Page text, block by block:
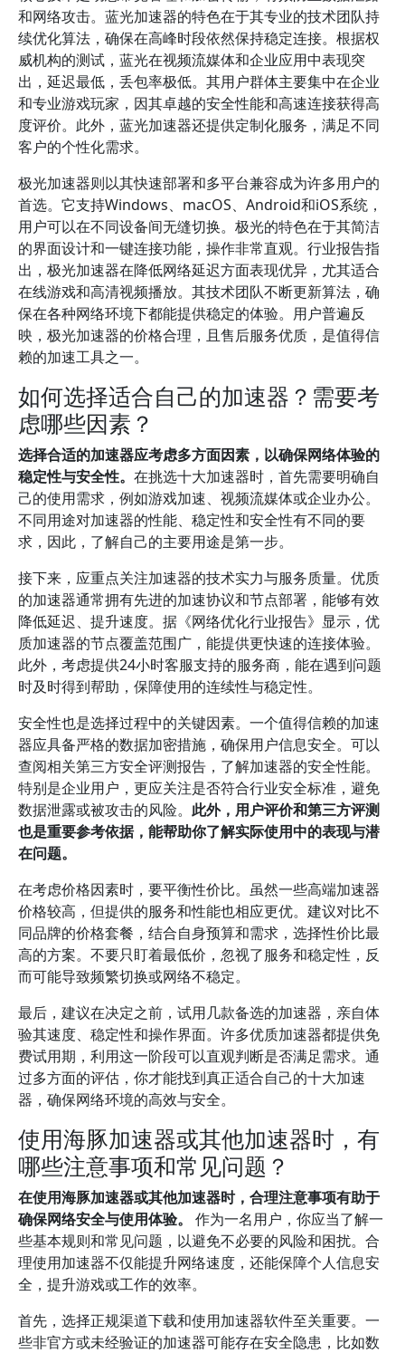
和网络攻击。蓝光加速器的特色在于其专业的技术团队持
续优化算法，确保在高峰时段依然保持稳定连接。根据权
威机构的测试，蓝光在视频流媒体和企业应用中表现突
出，延迟最低，丢包率极低。其用户群体主要集中在企业
和专业游戏玩家，因其卓越的安全性能和高速连接获得高
度评价。此外，蓝光加速器还提供定制化服务，满足不同
客户的个性化需求。
极光加速器则以其快速部署和多平台兼容成为许多用户的
首选。它支持Windows、macOS、Android和iOS系统，
用户可以在不同设备间无缝切换。极光的特色在于其简洁
的界面设计和一键连接功能，操作非常直观。行业报告指
出，极光加速器在降低网络延迟方面表现优异，尤其适合
在线游戏和高清视频播放。其技术团队不断更新算法，确
保在各种网络环境下都能提供稳定的体验。用户普遍反
映，极光加速器的价格合理，且售后服务优质，是值得信
赖的加速工具之一。
如何选择适合自己的加速器？需要考
虑哪些因素？
选择合适的加速器应考虑多方面因素，以确保网络体验的
稳定性与安全性。 在挑选十大加速器时，首先需要明确自
己的使用需求，例如游戏加速、视频流媒体或企业办公。
不同用途对加速器的性能、稳定性和安全性有不同的要
求，因此，了解自己的主要用途是第一步。
接下来，应重点关注加速器的技术实力与服务质量。优质
的加速器通常拥有先进的加速协议和节点部署，能够有效
降低延迟、提升速度。据《网络优化行业报告》显示，优
质加速器的节点覆盖范围广，能提供更快速的连接体验。
此外，考虑提供24小时客服支持的服务商，能在遇到问题
时及时得到帮助，保障使用的连续性与稳定性。
安全性也是选择过程中的关键因素。一个值得信赖的加速
器应具备严格的数据加密措施，确保用户信息安全。可以
查阅相关第三方安全评测报告，了解加速器的安全性能。
特别是企业用户，更应关注是否符合行业安全标准，避免
数据泄露或被攻击的风险。 此外，用户评价和第三方评测
也是重要参考依据，能帮助你了解实际使用中的表现与潜
在问题。
在考虑价格因素时，要平衡性价比。虽然一些高端加速器
价格较高，但提供的服务和性能也相应更优。建议对比不
同品牌的价格套餐，结合自身预算和需求，选择性价比最
高的方案。不要只盯着最低价，忽视了服务和稳定性，反
而可能导致频繁切换或网络不稳定。
最后，建议在决定之前，试用几款备选的加速器，亲自体
验其速度、稳定性和操作界面。许多优质加速器都提供免
费试用期，利用这一阶段可以直观判断是否满足需求。通
过多方面的评估，你才能找到真正适合自己的十大加速
器，确保网络环境的高效与安全。
使用海豚加速器或其他加速器时，有
哪些注意事项和常见问题？
在使用海豚加速器或其他加速器时，合理注意事项有助于
确保网络安全与使用体验。 作为一名用户，你应当了解一
些基本规则和常见问题，以避免不必要的风险和困扰。合
理使用加速器不仅能提升网络速度，还能保障个人信息安
全，提升游戏或工作的效率。
首先，选择正规渠道下载和使用加速器软件至关重要。一
些非官方或未经验证的加速器可能存在安全隐患，比如数